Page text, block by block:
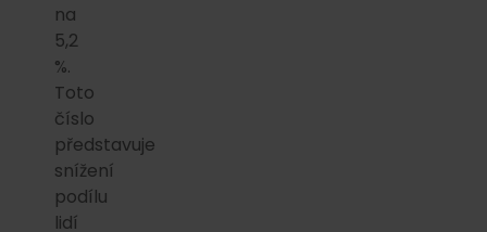
na
5,2
%.
Toto
číslo
představuje
snížení
podílu
lidí